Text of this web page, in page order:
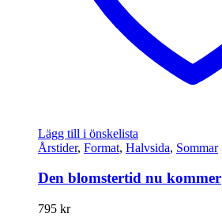
Lägg till i önskelista
Årstider, Format, Halvsida, Sommar
Den blomstertid nu kommer
795 kr